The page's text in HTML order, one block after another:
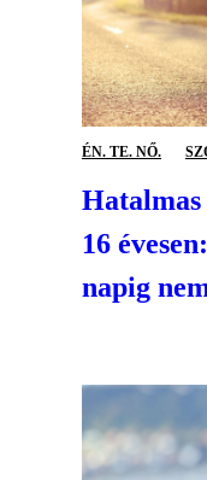
ÉN. TE. NŐ.
16
napig